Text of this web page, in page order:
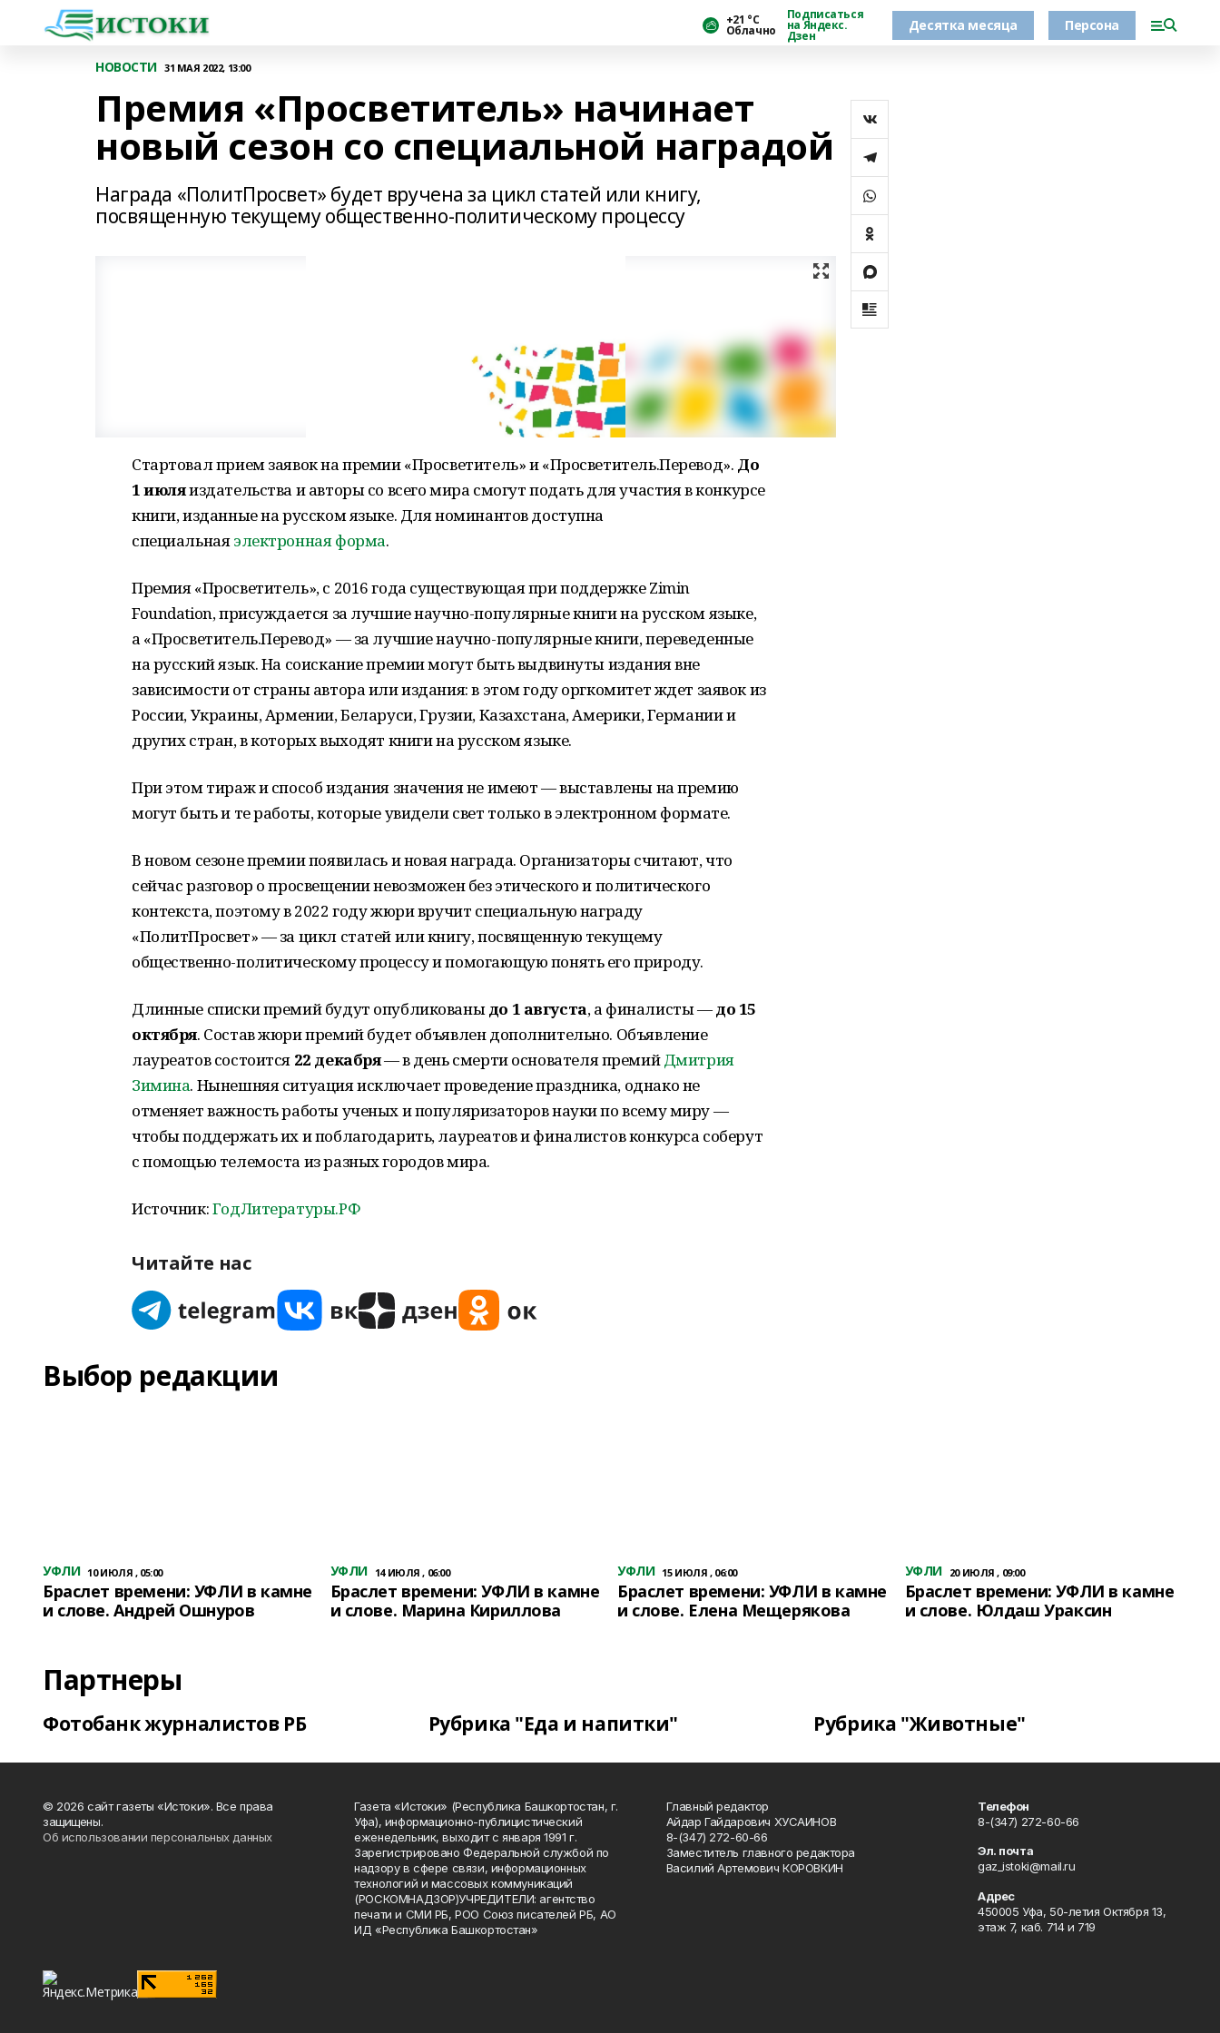
+21 °С
Облачно
Подписаться
на Яндекс.
Дзен
Десятка месяца Персона
НОВОСТИ 31 МАЯ 2022, 13:00
Премия «Просветитель» начинает
новый сезон со специальной наградой
Награда «ПолитПросвет» будет вручена за цикл статей или книгу,
посвященную текущему общественно-политическому процессу
Стартовал прием заявок на премии «Просветитель» и «Просветитель.Перевод». До
1 июляиздательства и авторы со всего мира смогут подать для участия в конкурсе
книги, изданные на русском языке. Для номинантов доступна
специальнаяэлектронная форма.
Премия «Просветитель», с 2016 года существующая при поддержке Zimin
Foundation, присуждается за лучшие научно-популярные книги на русском языке,
а «Просветитель.Перевод» — за лучшие научно-популярные книги, переведенные
на русский язык. На соискание премии могут быть выдвинуты издания вне
зависимости от страны автора или издания: в этом году оргкомитет ждет заявок из
России, Украины, Армении, Беларуси, Грузии, Казахстана, Америки, Германии и
других стран, в которых выходят книги на русском языке.
При этом тираж и способ издания значения не имеют — выставлены на премию
могут быть и те работы, которые увидели свет только в электронном формате.
В новом сезоне премии появилась и новая награда. Организаторы считают, что
сейчас разговор о просвещении невозможен без этического и политического
контекста, поэтому в 2022 году жюри вручит специальную награду
«ПолитПросвет» — за цикл статей или книгу, посвященную текущему
общественно-политическому процессу и помогающую понять его природу.
Длинные списки премий будут опубликованыдо 1 августа, а финалисты —до 15
октября. Состав жюри премий будет объявлен дополнительно. Объявление
лауреатов состоится 22 декабря— в день смерти основателя премийДмитрия
Зимина. Нынешняя ситуация исключает проведение праздника, однако не
отменяет важность работы ученых и популяризаторов науки по всему миру —
чтобы поддержать их и поблагодарить, лауреатов и финалистов конкурса соберут
с помощью телемоста из разных городов мира.
Источник:ГодЛитературы.РФ
Читайте нас
Выбор редакции
УФЛИ 10 ИЮЛЯ , 05:00
Браслет времени: УФЛИ в камне
и слове. Андрей Ошнуров
УФЛИ 14 ИЮЛЯ , 06:00
Браслет времени: УФЛИ в камне
и слове. Марина Кириллова
УФЛИ 15 ИЮЛЯ , 06:00
Браслет времени: УФЛИ в камне
и слове. Елена Мещерякова
УФЛИ 20 ИЮЛЯ , 09:00
Браслет времени: УФЛИ в камне
и слове. Юлдаш Ураксин
Партнеры
Фотобанк журналистов РБ Рубрика "Еда и напитки" Рубрика "Животные"
© 2026 сайт газеты «Истоки». Все права
защищены.
Об использовании персональных данных
Газета «Истоки» (Республика Башкортостан, г.
Уфа), информационно-публицистический
еженедельник, выходит с января 1991 г.
Зарегистрировано Федеральной службой по
надзору в сфере связи, информационных
технологий и массовых коммуникаций
(РОСКОМНАДЗОР)УЧРЕДИТЕЛИ: агентство
печати и СМИ РБ, РОО Союз писателей РБ, АО
ИД «Республика Башкортостан»
Главный редактор
Айдар Гайдарович ХУСАИНОВ
8-(347) 272-60-66
Заместитель главного редактора
Василий Артемович КОРОВКИН
Телефон
8-(347) 272-60-66
Эл. почта
gaz_istoki@mail.ru
Адрес
450005 Уфа, 50-летия Октября 13,
этаж 7, каб. 714 и 719